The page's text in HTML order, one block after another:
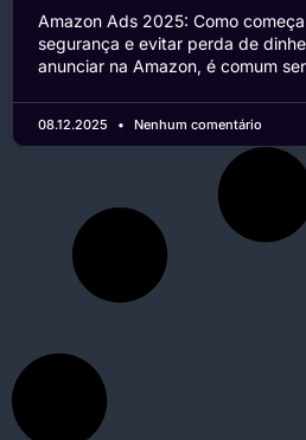
Amazon Ads 2025: Como
segurança e evitar perda de
anunciar na Amazon, é comum
08.12.2025 Nenhum comentário